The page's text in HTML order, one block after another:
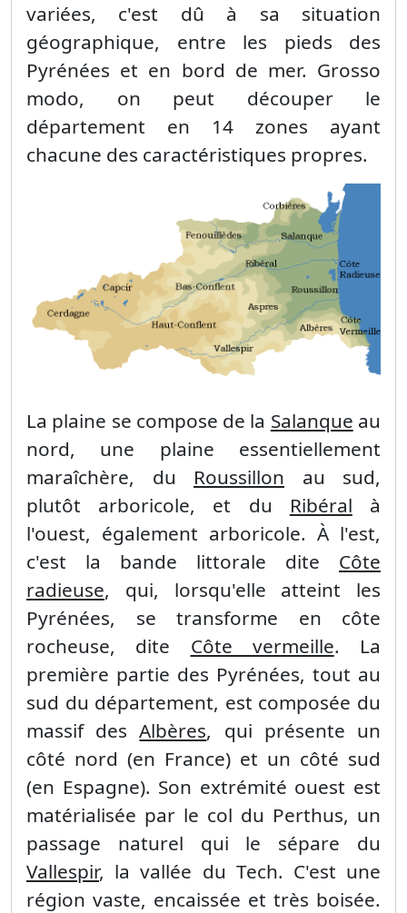
variées, c'est dû à sa situation
géographique, entre les pieds des
Pyrénées et en bord de mer. Grosso
modo, on peut découper le
département en 14 zones ayant
chacune des caractéristiques propres.
La plaine se compose de la Salanque au
nord, une plaine essentiellement
maraîchère, du Roussillon au sud,
plutôt arboricole, et du Ribéral à
l'ouest, également arboricole. À l'est,
c'est la bande littorale dite Côte
radieuse, qui, lorsqu'elle atteint les
Pyrénées, se transforme en côte
rocheuse, dite Côte vermeille. La
première partie des Pyrénées, tout au
sud du département, est composée du
massif desAlbères, qui présente un
côté nord (en France) et un côté sud
(en Espagne). Son extrémité ouest est
matérialisée par le col du Perthus, un
passage naturel qui le sépare du
Vallespir, la vallée du Tech. C'est une
région vaste, encaissée et très boisée.